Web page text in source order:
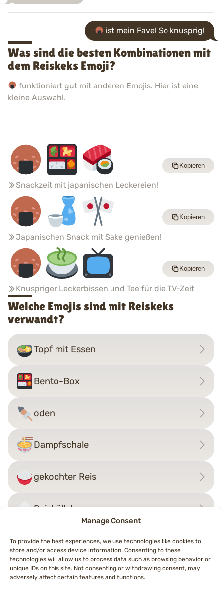
Manage Consent
To provide the best experiences, we use technologies like cookies to
store and/or access device information. Consenting to these
technologies will allow us to process data such as browsing behavior or
unique IDs on this site. Not consenting or withdrawing consent, may
adversely affect certain features and functions.
ist mein Fave! So knusprig!
Was sind die besten Kombinationen mit
dem Reiskeks Emoji?
funktioniert gut mit anderen Emojis. Hier ist eine
kleine Auswahl.
Snackzeit mit japanischen Leckereien!
Kopieren
Japanischen Snack mit Sake genießen!
Kopieren
Knuspriger Leckerbissen und Tee für die TV-Zeit
Kopieren
Welche Emojis sind mit Reiskeks
verwandt?
Topf mit Essen
Bento-Box
oden
Dampfschale
gekochter Reis
Reisbällchen
Beitragsnavigation
←HähnchenschenkelReisbällchen→